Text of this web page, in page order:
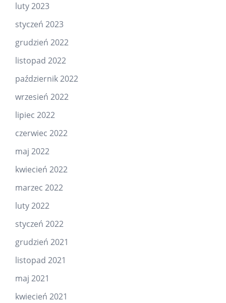
luty 2023
styczeń 2023
grudzień 2022
listopad 2022
październik 2022
wrzesień 2022
lipiec 2022
czerwiec 2022
maj 2022
kwiecień 2022
marzec 2022
luty 2022
styczeń 2022
grudzień 2021
listopad 2021
maj 2021
kwiecień 2021